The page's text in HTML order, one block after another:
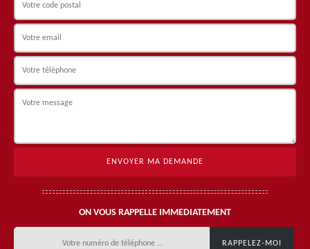
ON VOUS RAPPELLE IMMEDIATEMENT